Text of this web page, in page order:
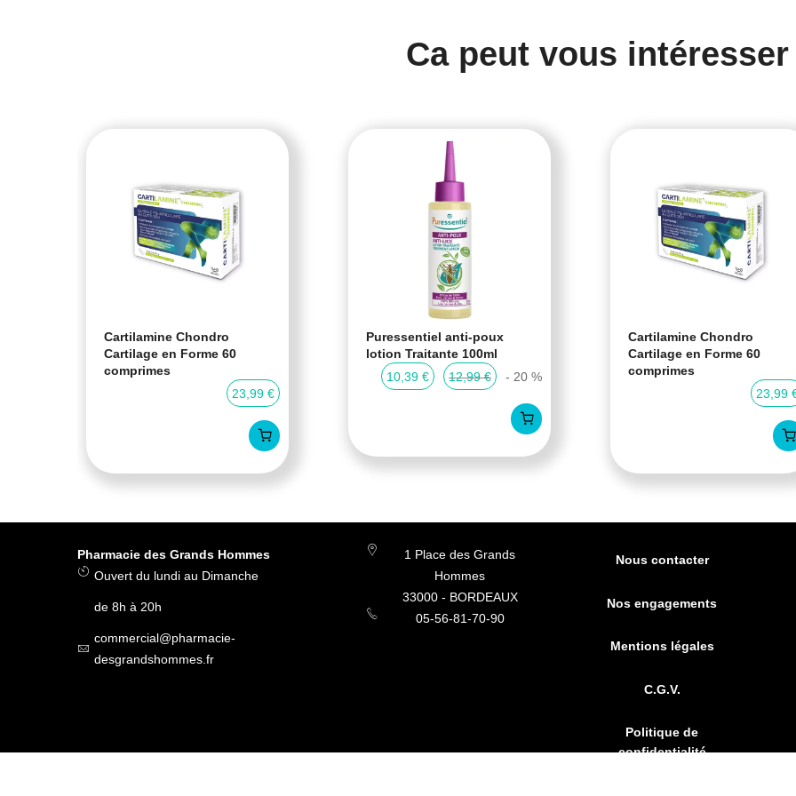
Ca peut vous intéresser
Cartilamine Chondro
Cartilage en Forme 60
comprimes
23,99 €
Puressentiel anti-poux
lotion Traitante 100ml
10,39 €
12,99 € - 20 %
Cartilamine Chondro
Cartilage en Forme 60
comprimes
23,99
Pharmacie des Grands Hommes
Ouvert du lundi au Dimanche
de 8h à 20h
commercial@pharmacie-
desgrandshommes.fr
1 Place des Grands
Hommes
33000 - BORDEAUX
05-56-81-70-90
Nous contacter
Nos engagements
Mentions légales
C.G.V.
Politique de
confidentialité